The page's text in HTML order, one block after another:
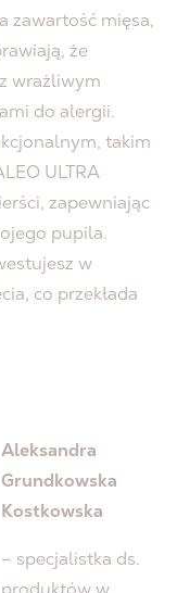
zawartość mięsa,
że
wrażliwym
do alergii.
takim
ULTRA
zapewniając
pupila.
w
co przekłada
Aleksandra
Grundkowska
Kostkowska
– specjalistka ds.